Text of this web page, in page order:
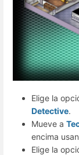
Elige la
Detective.
Mueve a
encima
Elige la